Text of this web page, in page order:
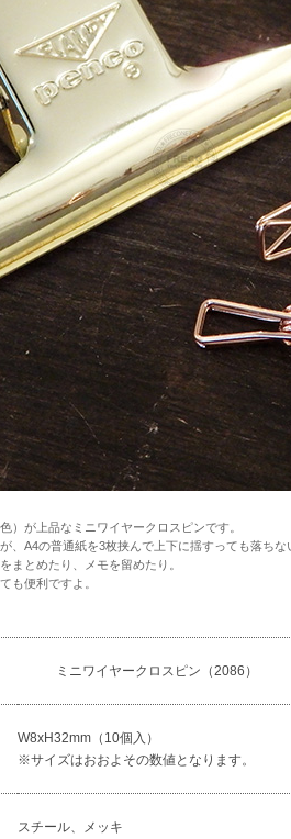
）が上品なミニワイヤークロスピンです。
、A4の普通紙を3枚挟んで上下に揺すっても落ちな
まとめたり、メモを留めたり。
も便利ですよ。
ミニワイヤークロスピン（2086）
W8xH32mm（10個入）
※サイズはおおよその数値となります。
スチール、メッキ